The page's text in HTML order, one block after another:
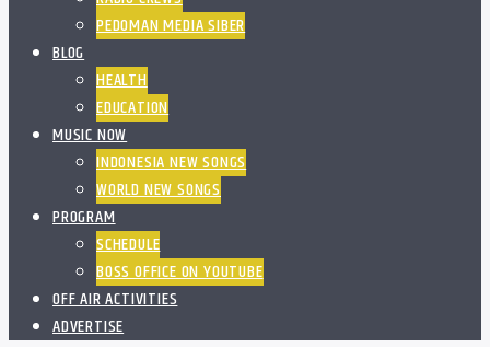
PEDOMAN MEDIA SIBER
BLOG
HEALTH
EDUCATION
MUSIC NOW
INDONESIA NEW SONGS
WORLD NEW SONGS
PROGRAM
SCHEDULE
BOSS OFFICE ON YOUTUBE
OFF AIR ACTIVITIES
ADVERTISE